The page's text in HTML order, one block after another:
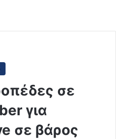
σε
για
σε βάρος